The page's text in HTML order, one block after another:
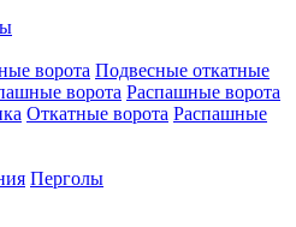
ворота Подвесные откатные
ворота Распашные ворота
Откатные ворота Распашные
Перголы